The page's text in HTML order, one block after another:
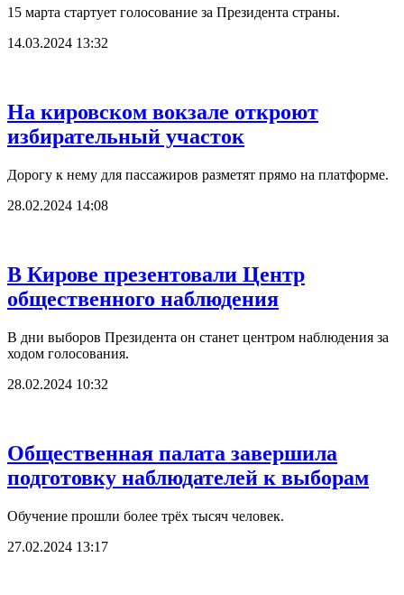
15 марта стартует голосование за Президента страны.
14.03.2024 13:32
На кировском вокзале откроют
избирательный участок
Дорогу к нему для пассажиров разметят прямо на платформе.
28.02.2024 14:08
В Кирове презентовали Центр
общественного наблюдения
В дни выборов Президента он станет центром наблюдения за
ходом голосования.
28.02.2024 10:32
Общественная палата завершила
подготовку наблюдателей к выборам
Обучение прошли более трёх тысяч человек.
27.02.2024 13:17